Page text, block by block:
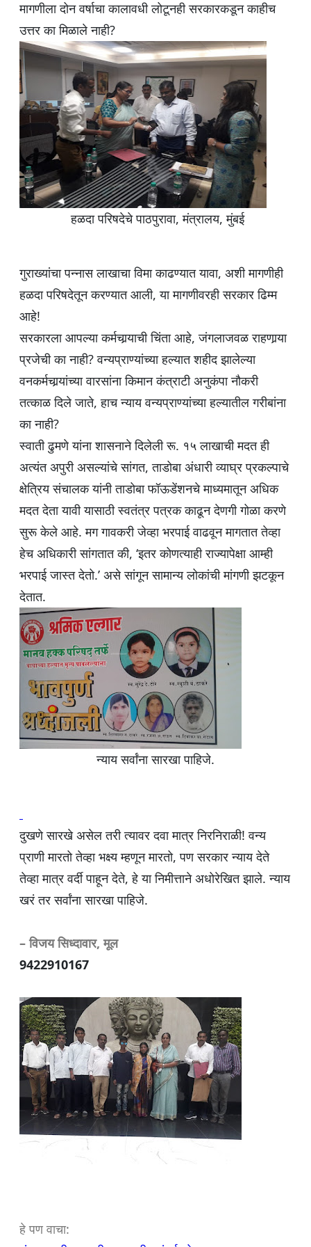
मागणीला दोन वर्षाचा कालावधी लोटूनही सरकारकडून काहीच
उत्तर का मिळाले नाही?
हळदा परिषदेचे पाठपुरावा, मंत्रालय, मुंबई
गुराख्यांचा पन्नास लाखाचा विमा काढण्यात यावा, अशी मागणीही
हळदा परिषदेतून करण्यात आली, या मागणीवरही सरकार ढिम्म
आहे!
सरकारला आपल्या कर्मचार्‍याची चिंता आहे, जंगलाजवळ राहणार्‍या
प्रजेची का नाही? वन्यप्राण्यांच्या हल्यात शहीद झालेल्या
वनकर्मचार्‍यांच्या वारसांना किमान कंत्राटी अनुकंपा नौकरी
तत्काळ दिले जाते, हाच न्याय वन्यप्राण्यांच्या हल्यातील गरीबांना
का नाही?
स्वाती ढुमणे यांना शासनाने दिलेली रू. १५ लाखाची मदत ही
अत्यंत अपुरी असल्यांचे सांगत, ताडोबा अंधारी व्याघ्र प्रकल्पाचे
क्षेत्रिय संचालक यांनी ताडोबा फॉऊडेंशनचे माध्यमातून अधिक
मदत देता यावी यासाठी स्वतंत्र पत्रक काढून देणगी गोळा करणे
सुरू केले आहे. मग गावकरी जेव्हा भरपाई वाढवून मागतात तेव्हा
हेच अधिकारी सांगतात की, ‘इतर कोणत्याही राज्यापेक्षा आम्ही
भरपाई जास्त देतो.’ असे सांगून सामान्य लोकांची मांगणी झटकून
देतात.
न्याय सर्वांना सारखा पाहिजे.
दुखणे सारखे असेल तरी त्यावर दवा मात्र निरनिराळी! वन्य
प्राणी मारतो तेव्हा भक्ष्य म्हणून मारतो, पण सरकार न्याय देते
तेव्हा मात्र वर्दी पाहून देते, हे या निमीत्ताने अधोरेखित झाले. न्याय
खरं तर सर्वांना सारखा पाहिजे.
– विजय सिध्दावार, मूल
9422910167
हे पण वाचा: